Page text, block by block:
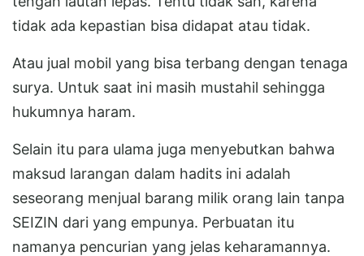
tidak ada kepastian bisa didapat atau tidak.
Atau jual mobil yang bisa terbang dengan tenaga
surya. Untuk saat ini masih mustahil sehingga
hukumnya haram.
Selain itu para ulama juga menyebutkan bahwa
maksud larangan dalam hadits ini adalah
seseorang menjual barang milik orang lain tanpa
SEIZIN dari yang empunya. Perbuatan itu
namanya pencurian yang jelas keharamannya.